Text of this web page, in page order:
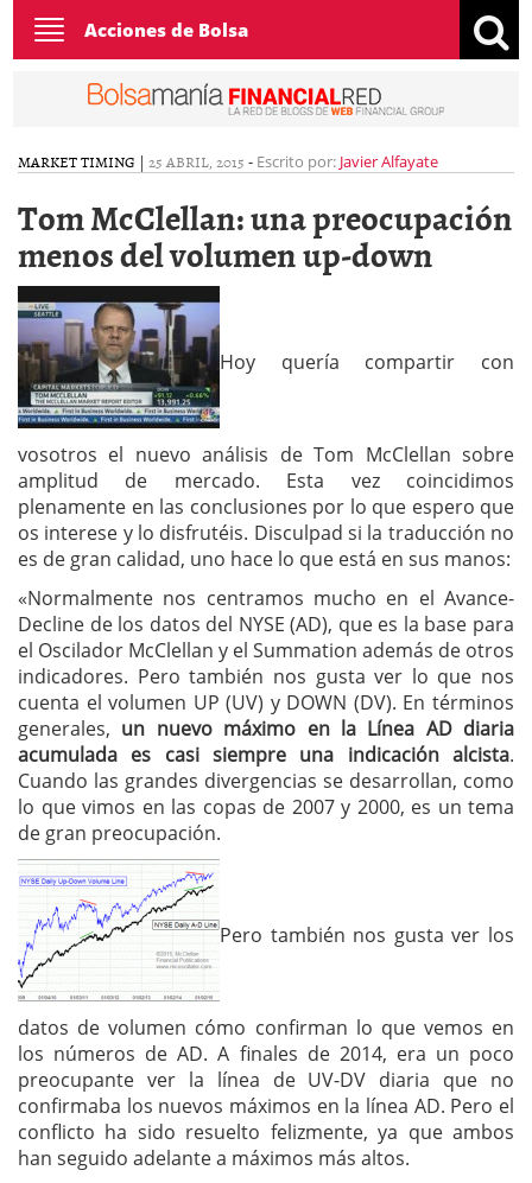
Toggle
navigation
Acciones de Bolsa
MARKET TIMING | 25 ABRIL, 2015 - Escrito por: Javier Alfayate
Tom McClellan: una preocupación
menos del volumen up-down
Hoy quería compartir con
vosotros el nuevo análisis de Tom McClellan sobre
amplitud de mercado. Esta vez coincidimos
plenamente en las conclusiones por lo que espero que
os interese y lo disfrutéis. Disculpad si la traducción no
es de gran calidad, uno hace lo que está en sus manos:
«Normalmente nos centramos mucho en el Avance-
Decline de los datos del NYSE (AD), que es la base para
el Oscilador McClellan y el Summation además de otros
indicadores. Pero también nos gusta ver lo que nos
cuenta el volumen UP (UV) y DOWN (DV). En términos
generales, un nuevo máximo en la Línea AD diaria
acumulada es casi siempre una indicación alcista.
Cuando las grandes divergencias se desarrollan, como
lo que vimos en las copas de 2007 y 2000, es un tema
de gran preocupación.
Pero también nos gusta ver los
datos de volumen cómo confirman lo que vemos en
los números de AD. A finales de 2014, era un poco
preocupante ver la línea de UV-DV diaria que no
confirmaba los nuevos máximos en la línea AD. Pero el
conflicto ha sido resuelto felizmente, ya que ambos
han seguido adelante a máximos más altos.